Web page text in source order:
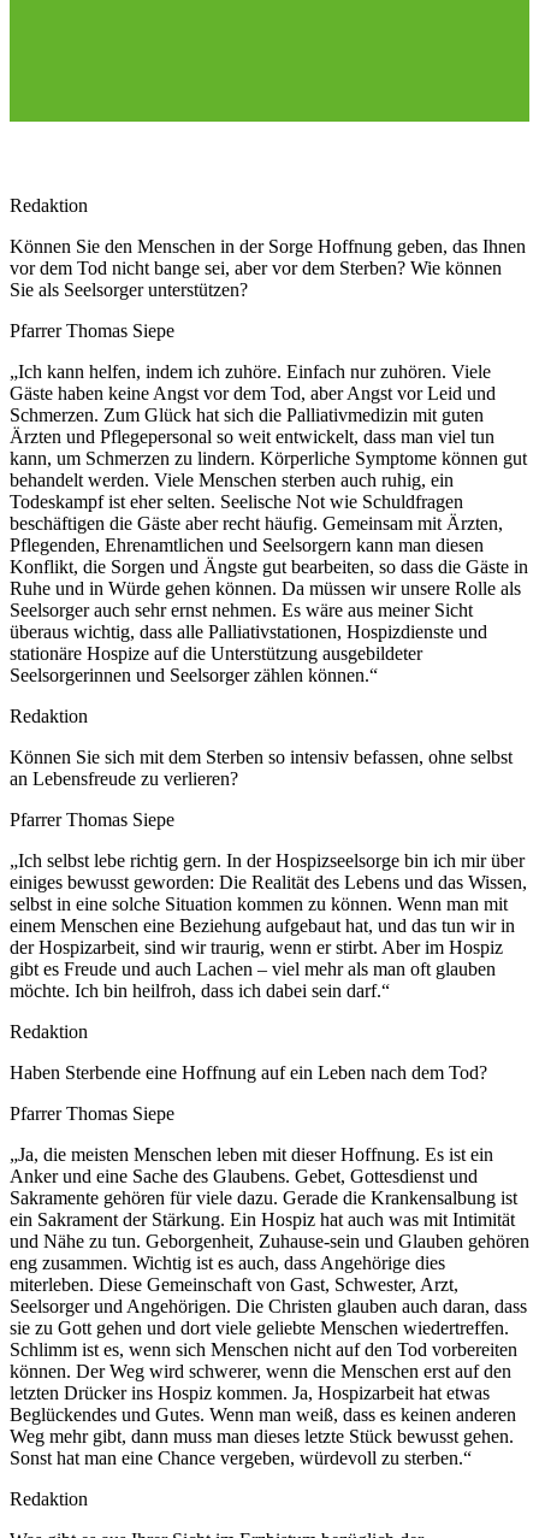
Redaktion
Können Sie den Menschen in der Sorge Hoffnung geben, das Ihnen
vor dem Tod nicht bange sei, aber vor dem Sterben? Wie können
Sie als Seelsorger unterstützen?
Pfarrer Thomas Siepe
„Ich kann helfen, indem ich zuhöre. Einfach nur zuhören. Viele
Gäste haben keine Angst vor dem Tod, aber Angst vor Leid und
Schmerzen. Zum Glück hat sich die Palliativmedizin mit guten
Ärzten und Pflegepersonal so weit entwickelt, dass man viel tun
kann, um Schmerzen zu lindern. Körperliche Symptome können gut
behandelt werden. Viele Menschen sterben auch ruhig, ein
Todeskampf ist eher selten. Seelische Not wie Schuldfragen
beschäftigen die Gäste aber recht häufig. Gemeinsam mit Ärzten,
Pflegenden, Ehrenamtlichen und Seelsorgern kann man diesen
Konflikt, die Sorgen und Ängste gut bearbeiten, so dass die Gäste in
Ruhe und in Würde gehen können. Da müssen wir unsere Rolle als
Seelsorger auch sehr ernst nehmen. Es wäre aus meiner Sicht
überaus wichtig, dass alle Palliativstationen, Hospizdienste und
stationäre Hospize auf die Unterstützung ausgebildeter
Seelsorgerinnen und Seelsorger zählen können.“
Redaktion
Können Sie sich mit dem Sterben so intensiv befassen, ohne selbst
an Lebensfreude zu verlieren?
Pfarrer Thomas Siepe
„Ich selbst lebe richtig gern. In der Hospizseelsorge bin ich mir über
einiges bewusst geworden: Die Realität des Lebens und das Wissen,
selbst in eine solche Situation kommen zu können. Wenn man mit
einem Menschen eine Beziehung aufgebaut hat, und das tun wir in
der Hospizarbeit, sind wir traurig, wenn er stirbt. Aber im Hospiz
gibt es Freude und auch Lachen – viel mehr als man oft glauben
möchte. Ich bin heilfroh, dass ich dabei sein darf.“
Redaktion
Haben Sterbende eine Hoffnung auf ein Leben nach dem Tod?
Pfarrer Thomas Siepe
„Ja, die meisten Menschen leben mit dieser Hoffnung. Es ist ein
Anker und eine Sache des Glaubens. Gebet, Gottesdienst und
Sakramente gehören für viele dazu. Gerade die Krankensalbung ist
ein Sakrament der Stärkung. Ein Hospiz hat auch was mit Intimität
und Nähe zu tun. Geborgenheit, Zuhause-sein und Glauben gehören
eng zusammen. Wichtig ist es auch, dass Angehörige dies
miterleben. Diese Gemeinschaft von Gast, Schwester, Arzt,
Seelsorger und Angehörigen. Die Christen glauben auch daran, dass
sie zu Gott gehen und dort viele geliebte Menschen wiedertreffen.
Schlimm ist es, wenn sich Menschen nicht auf den Tod vorbereiten
können. Der Weg wird schwerer, wenn die Menschen erst auf den
letzten Drücker ins Hospiz kommen. Ja, Hospizarbeit hat etwas
Beglückendes und Gutes. Wenn man weiß, dass es keinen anderen
Weg mehr gibt, dann muss man dieses letzte Stück bewusst gehen.
Sonst hat man eine Chance vergeben, würdevoll zu sterben.“
Redaktion